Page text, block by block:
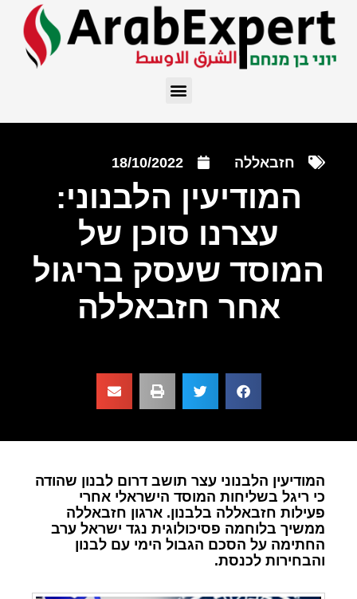
חזבאללה 18/10/2022
המודיעין הלבנוני:
עצרנו סוכן של
המוסד שעסק בריגול
אחר חזבאללה
המודיעין הלבנוני עצר תושב דרום לבנון שהודה
כי ריגל בשליחות המוסד הישראלי אחרי
פעילות חזבאללה בלבנון. ארגון חזבאללה
ממשיך בלוחמה פסיכולוגית נגד ישראל ערב
החתימה על הסכם הגבול הימי עם לבנון
והבחירות לכנסת.